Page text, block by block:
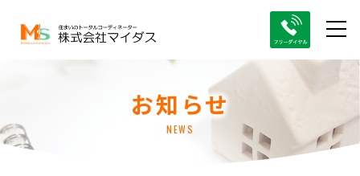
お知らせ
NEWS